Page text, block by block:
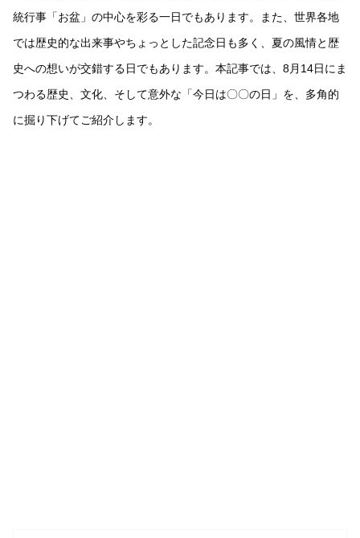
統行事「お盆」の中心を彩る一日でもあります。また、世界各地
では歴史的な出来事やちょっとした記念日も多く、夏の風情と歴
史への想いが交錯する日でもあります。本記事では、8月14日にま
つわる歴史、文化、そして意外な「今日は〇〇の日」を、多角的
に掘り下げてご紹介します。